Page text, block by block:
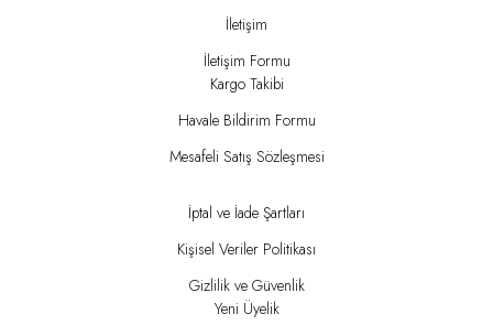
İletişim
İletişim Formu
Kargo Takibi
Havale Bildirim Formu
Mesafeli Satış Sözleşmesi
İptal ve İade Şartları
Kişisel Veriler Politikası
Gizlilik ve Güvenlik
Yeni Üyelik